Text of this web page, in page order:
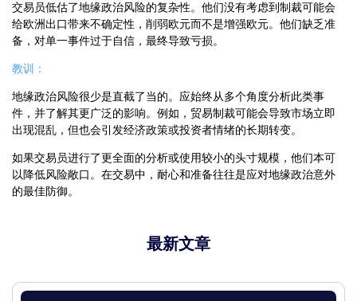
交易员低估了地缘政治风险的复杂性。他们没有考虑到制裁可能会
给欧洲出口带来不确定性，削弱欧元而不是增强欧元。他们缺乏准
备，对单一事件过于自信，最终导致亏损。
教训：
地缘政治风险很少是直截了当的。应始终从多个角度分析此类事
件，并了解其更广泛的影响。例如，贸易制裁可能会导致市场立即
出现混乱，但也会引发经济政策或投资者情绪的长期转变。
如果交易员进行了更全面的分析或使用较小的头寸规模，他们本可
以降低风险敞口。在交易中，耐心和准备往往是应对地缘政治意外
的最佳防御。
最新文章